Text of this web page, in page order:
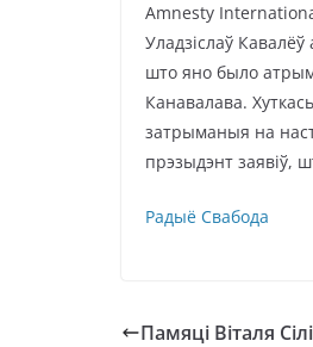
Amnesty
Уладзіслаў
што яно было
Канавалава.
затрыманыя на
прэзыдэнт заявіў,
Радыё Свабода
Памяці Віталя